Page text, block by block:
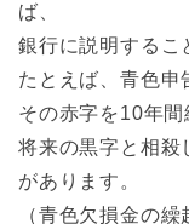
ば、
銀行に説明するこ
たとえば、青色申
その赤字を10年間
将来の黒字と相殺
があります。
（青色欠損金の繰